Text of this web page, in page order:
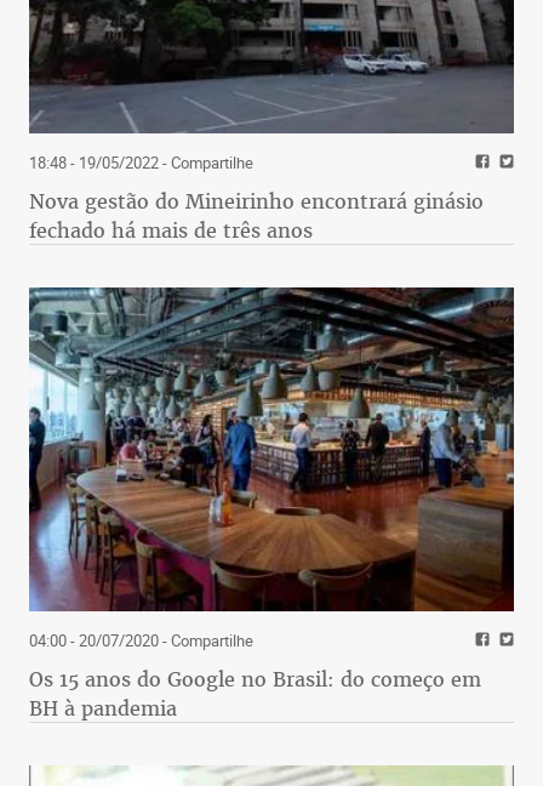
18:48 - 19/05/2022- Compartilhe
Nova gestão do Mineirinho encontrará ginásio
fechado há mais de três anos
04:00 - 20/07/2020- Compartilhe
Os 15 anos do Google no Brasil: do começo em
BH à pandemia